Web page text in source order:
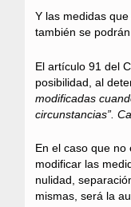
Y las medidas
también se
El artículo 91 del
posibilidad, al
modificadas
circunstancias”.
En el caso que
modificar las
nulidad,
mismas, será la